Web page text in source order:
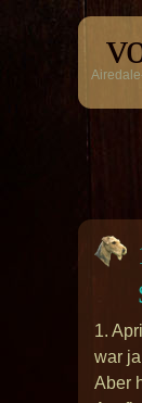
1.
war
Aber